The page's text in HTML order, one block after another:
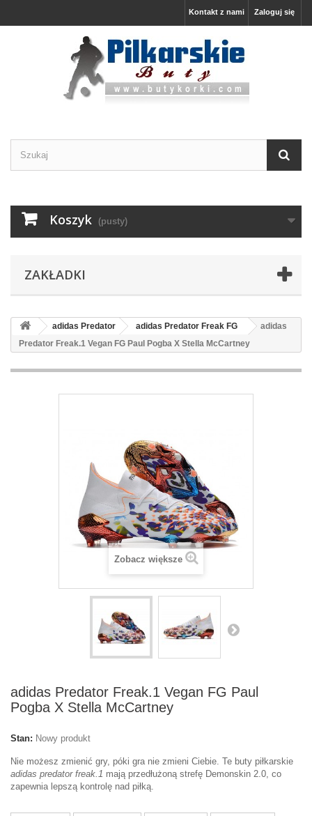
Zaloguj się
Kontakt z nami
Koszyk (pusty)
ZAKŁADKI
adidas Predator adidas Predator Freak FG
adidas
Predator Freak.1 Vegan FG Paul Pogba X Stella McCartney
Zobacz większe
adidas Predator Freak.1 Vegan FG Paul
Pogba X Stella McCartney
Stan: Nowy produkt
Nie możesz zmienić gry, póki gra nie zmieni Ciebie. Te buty piłkarskie
adidas predator freak.1 mają przedłużoną strefę Demonskin 2.0, co
zapewnia lepszą kontrolę nad piłką.